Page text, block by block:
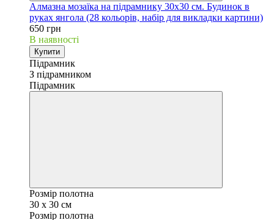
Алмазна мозаїка на підрамнику 30х30 см. Будинок в
руках янгола (28 кольорів, набір для викладки картини)
650 грн
В наявності
Купити
Підрамник
З підрамником
Підрамник
Розмір полотна
30 х 30 см
Розмір полотна